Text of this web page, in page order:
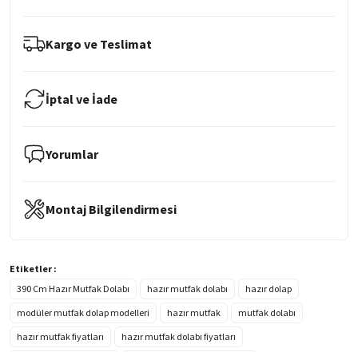
Kargo ve Teslimat
İptal ve İade
Yorumlar
Montaj Bilgilendirmesi
Etiketler :
390 Cm Hazır Mutfak Dolabı
hazır mutfak dolabı
hazır dolap
modüler mutfak dolap modelleri
hazır mutfak
mutfak dolabı
hazır mutfak fiyatları
hazır mutfak dolabı fiyatları